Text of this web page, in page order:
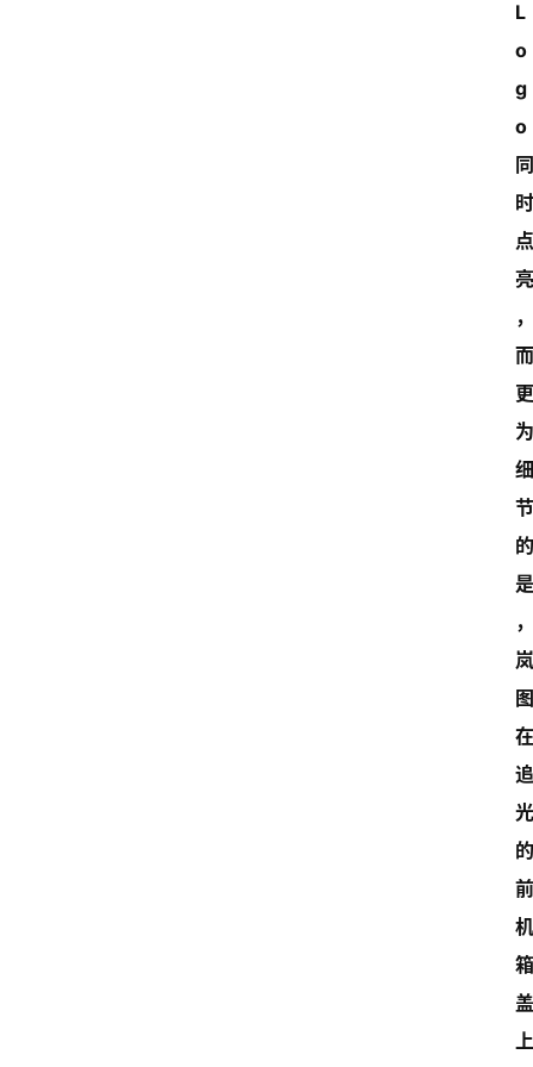
L
o
g
o